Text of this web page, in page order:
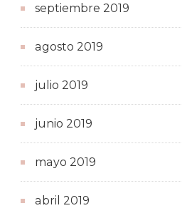
septiembre 2019
agosto 2019
julio 2019
junio 2019
mayo 2019
abril 2019